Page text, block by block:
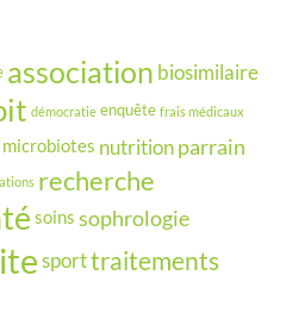
association biosimilaire
démocratie enquête frais médicaux
microbiotes nutritionparrain
recherche
soins sophrologie
sporttraitements